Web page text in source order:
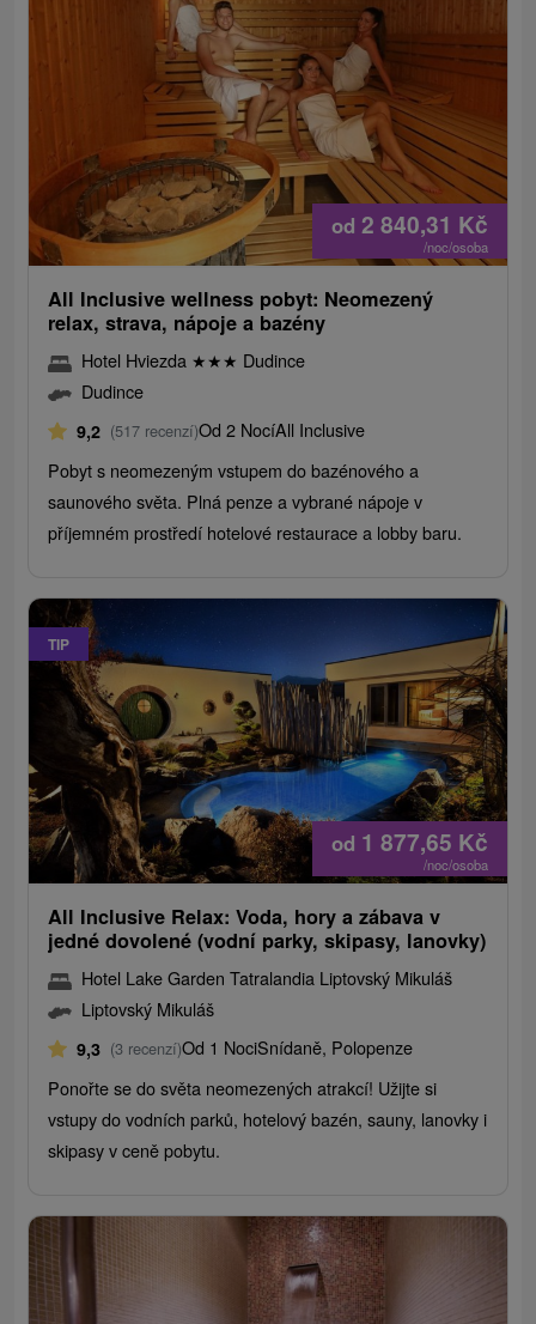
od 2 840,31 Kč
/noc/osoba
All Inclusive wellness pobyt: Neomezený
relax, strava, nápoje a bazény
Hotel Hviezda ★★★ Dudince
Dudince
9,2 (517 recenzí)Od 2 NocíAll Inclusive
Pobyt s neomezeným vstupem do bazénového a
saunového světa. Plná penze a vybrané nápoje v
příjemném prostředí hotelové restaurace a lobby baru.
TIP
od 1 877,65 Kč
/noc/osoba
All Inclusive Relax: Voda, hory a zábava v
jedné dovolené (vodní parky, skipasy, ​​lanovky)
Hotel Lake Garden Tatralandia Liptovský Mikuláš
Liptovský Mikuláš
9,3 (3 recenzí)Od 1 NociSnídaně, Polopenze
Ponořte se do světa neomezených atrakcí! Užijte si
vstupy do vodních parků, hotelový bazén, sauny, lanovky i
skipasy v ceně pobytu.